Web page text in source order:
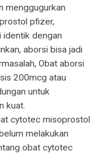
menggugurkan
pfizer,
identik dengan
aborsi bisa jadi
Obat aborsi
200mcg atau
untuk
kuat.
cytotec misoprostol
melakukan
obat cytotec